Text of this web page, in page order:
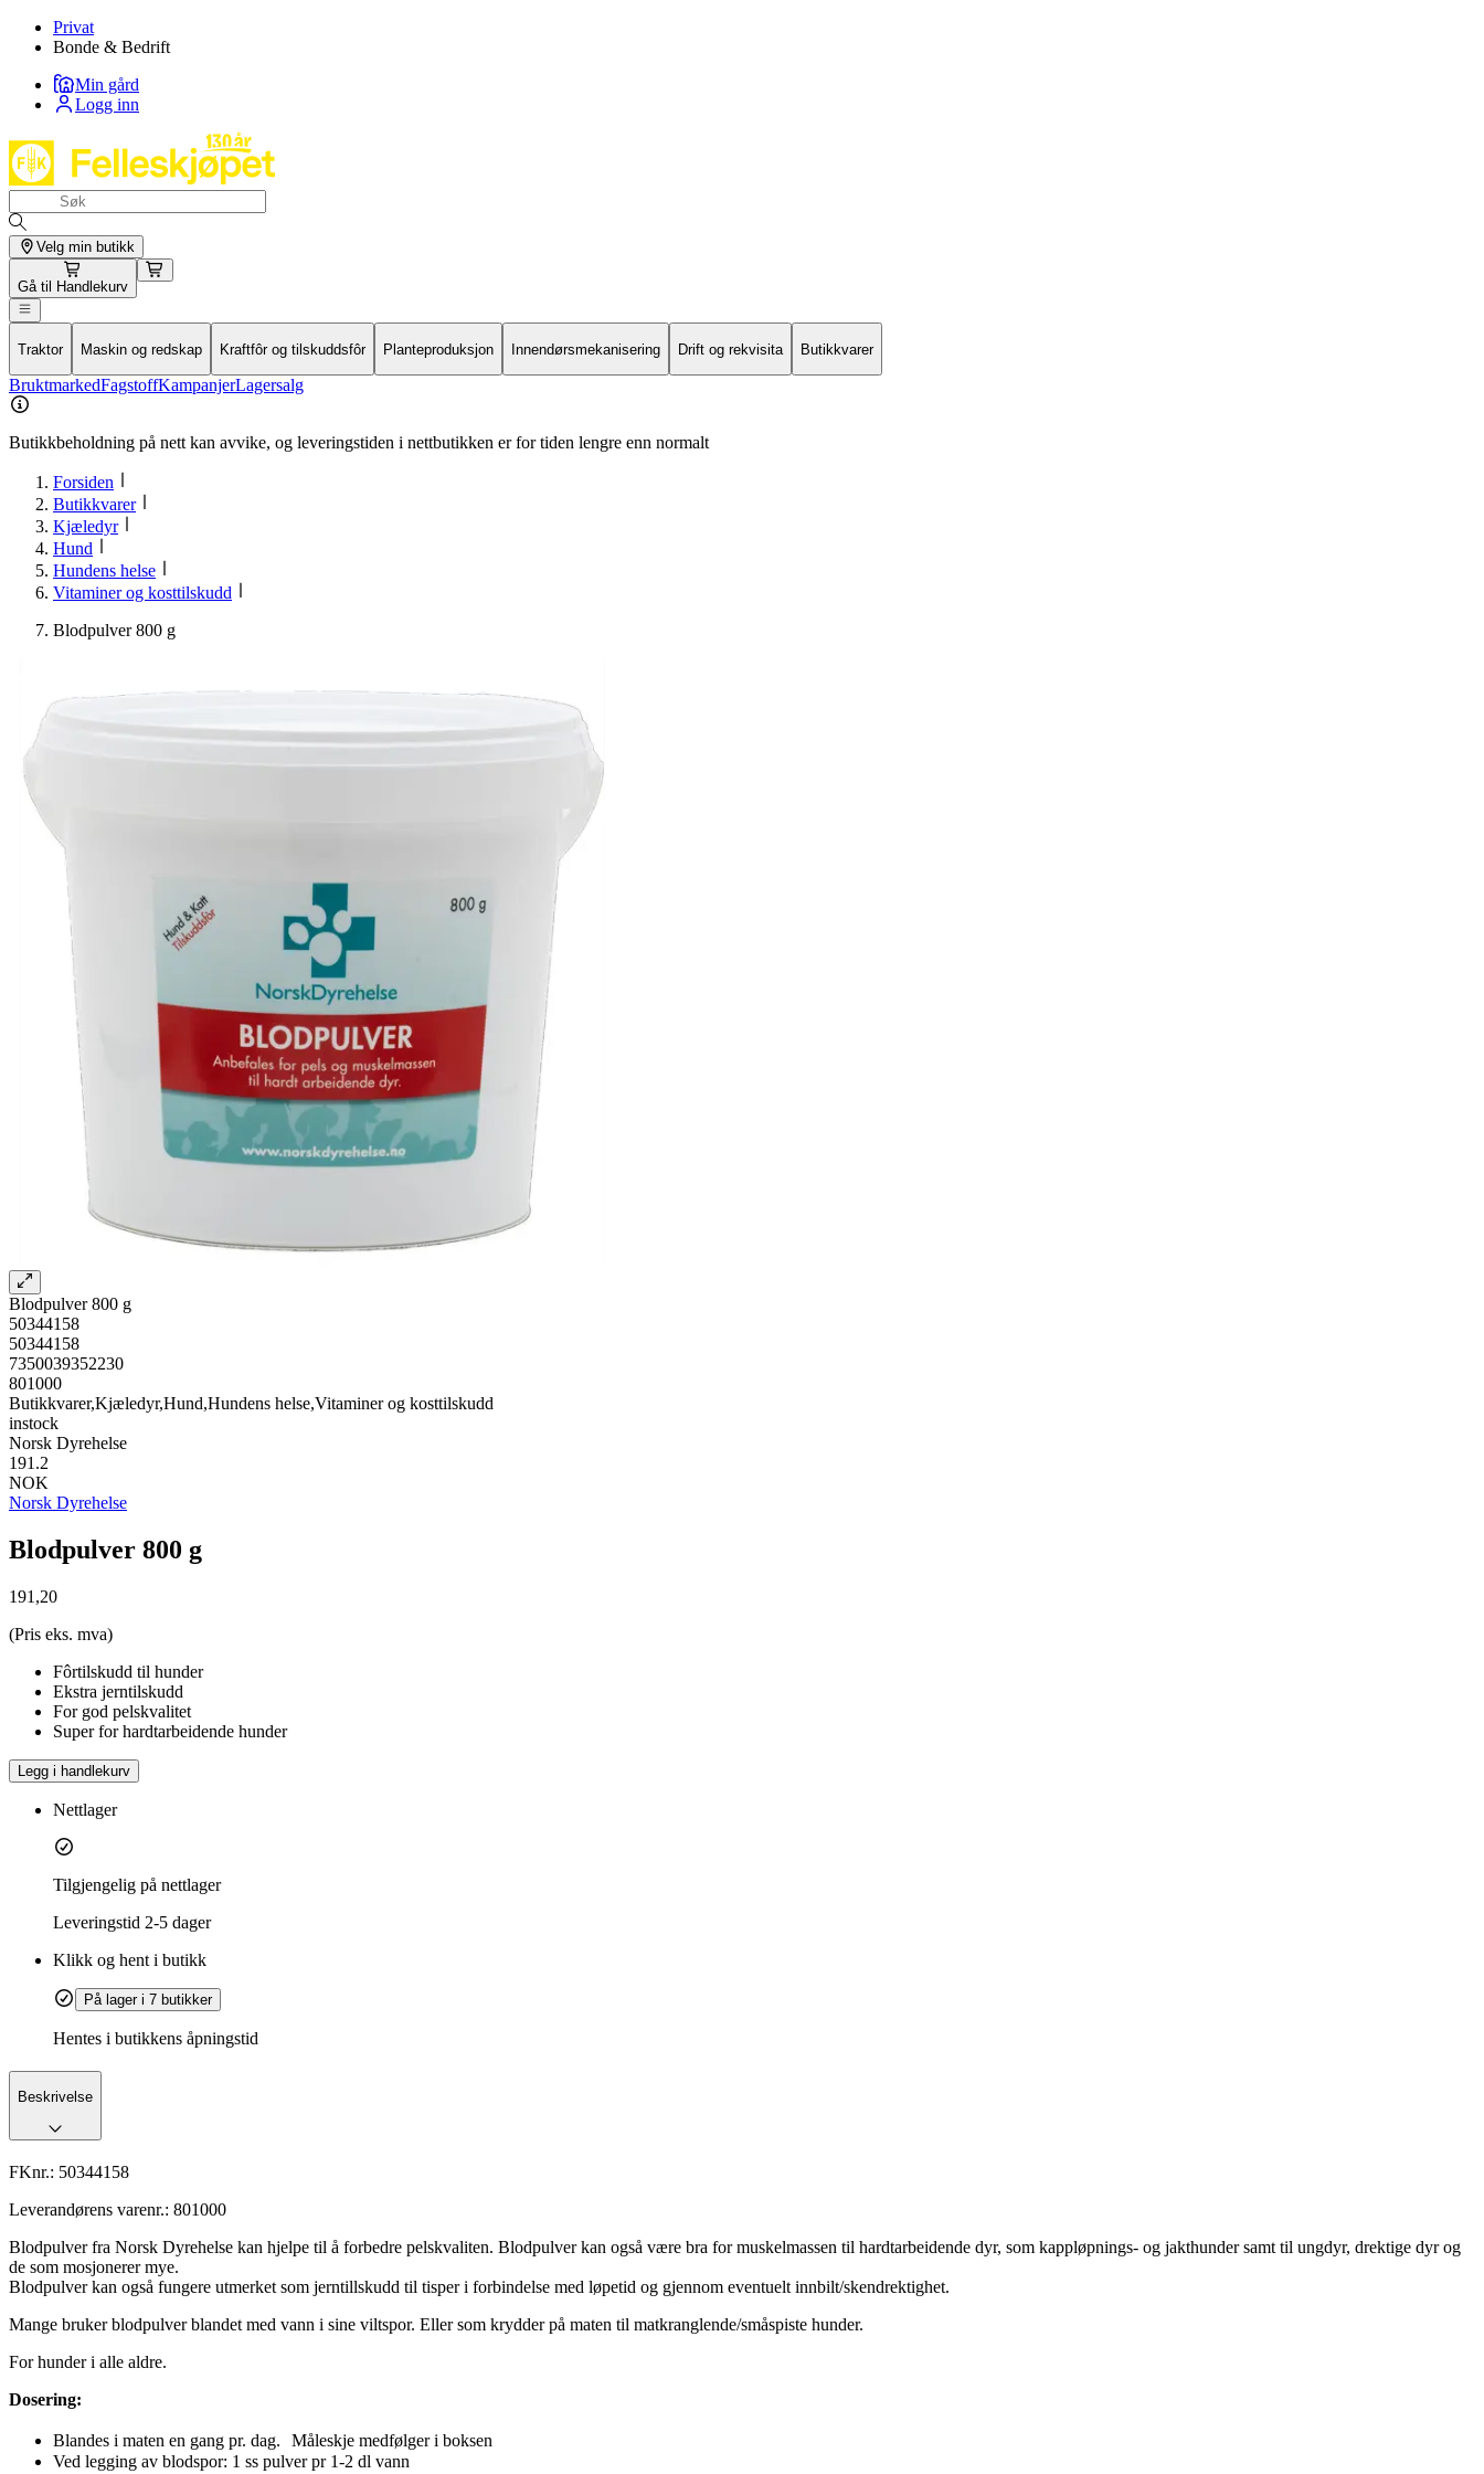
Privat
Bonde & Bedrift
Min gård
Logg inn
Velg min butikk
Gå til Handlekurv
Traktor Maskin og redskap Kraftfôr og tilskuddsfôr Planteproduksjon Innendørsmekanisering Drift og rekvisita Butikkvarer
BruktmarkedFagstoffKampanjerLagersalg
Butikkbeholdning på nett kan avvike, og leveringstiden i nettbutikken er for tiden lengre enn normalt
Forsiden
Butikkvarer
Kjæledyr
Hund
Hundens helse
Vitaminer og kosttilskudd
Blodpulver 800 g
Blodpulver 800 g
50344158
50344158
7350039352230
801000
Butikkvarer,Kjæledyr,Hund,Hundens helse,Vitaminer og kosttilskudd
instock
Norsk Dyrehelse
191.2
NOK
Norsk Dyrehelse
Blodpulver 800 g
191,20
(Pris eks. mva)
Fôrtilskudd til hunder
Ekstra jerntilskudd
For god pelskvalitet
Super for hardtarbeidende hunder
Legg i handlekurv
Nettlager
Tilgjengelig på nettlager
Leveringstid 2-5 dager
Klikk og hent i butikk
På lager i 7 butikker
Hentes i butikkens åpningstid
Beskrivelse
FKnr.: 50344158
Leverandørens varenr.: 801000
Blodpulver fra Norsk Dyrehelse kan hjelpe til å forbedre pelskvaliten. Blodpulver kan også være bra for muskelmassen til hardtarbeidende dyr, som kappløpnings- og jakthunder samt til ungdyr, drektige dyr og
de som mosjonerer mye.
Blodpulver kan også fungere utmerket som jerntillskudd til tisper i forbindelse med løpetid og gjennom eventuelt innbilt/skendrektighet.
Mange bruker blodpulver blandet med vann i sine viltspor. Eller som krydder på maten til matkranglende/småspiste hunder.
For hunder i alle aldre.
Dosering:
Blandes i maten en gang pr. dag. Måleskje medfølger i boksen
Ved legging av blodspor: 1 ss pulver pr 1-2 dl vann